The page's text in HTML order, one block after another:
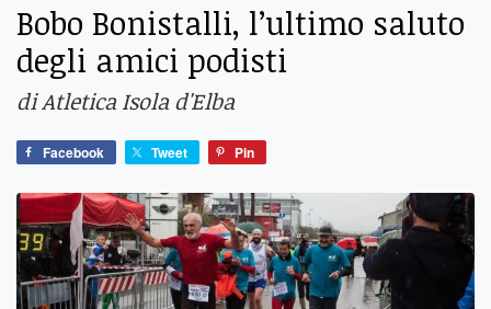
Bobo Bonistalli, l’ultimo saluto
degli amici podisti
di Atletica Isola d'Elba
Facebook Tweet Pin